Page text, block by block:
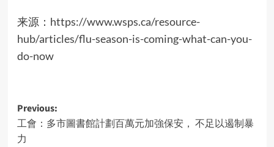
来源： https://www.wsps.ca/resource-
hub/articles/flu-season-is-coming-what-can-you-
do-now
Post
navigation
Previous:
工會：多市圖書館計劃百萬元加強保安， 不足以遏制暴
力